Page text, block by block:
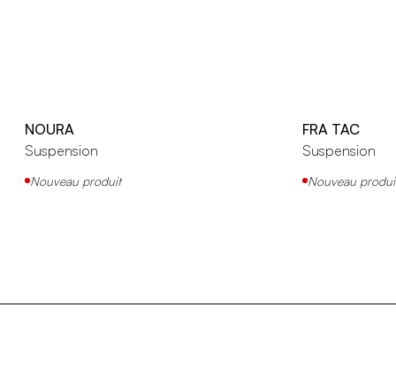
NOURA
Suspension
Nouveau produit
FRA TAC
Suspension
Nouveau